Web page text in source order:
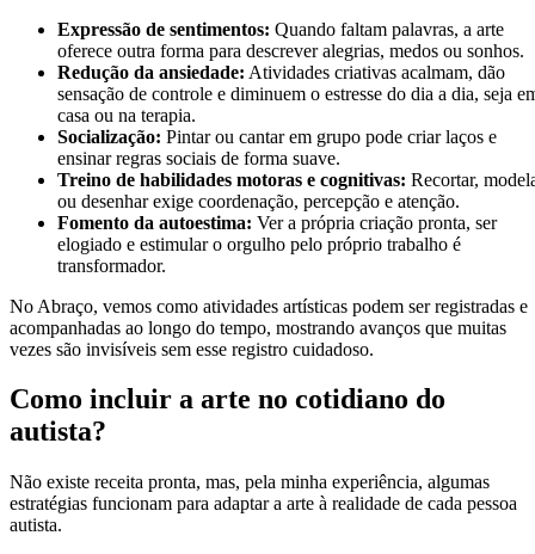
Expressão de sentimentos: Quando faltam palavras, a arte
oferece outra forma para descrever alegrias, medos ou sonhos.
Redução da ansiedade: Atividades criativas acalmam, dão
sensação de controle e diminuem o estresse do dia a dia, seja
casa ou na terapia.
Socialização: Pintar ou cantar em grupo pode criar laços e
ensinar regras sociais de forma suave.
Treino de habilidades motoras e cognitivas: Recortar,
ou desenhar exige coordenação, percepção e atenção.
Fomento da autoestima: Ver a própria criação pronta, ser
elogiado e estimular o orgulho pelo próprio trabalho é
transformador.
No Abraço, vemos como atividades artísticas podem ser registradas e
acompanhadas ao longo do tempo, mostrando avanços que muitas
vezes são invisíveis sem esse registro cuidadoso.
Como incluir a arte no cotidiano do
autista?
Não existe receita pronta, mas, pela minha experiência, algumas
estratégias funcionam para adaptar a arte à realidade de cada pessoa
autista.